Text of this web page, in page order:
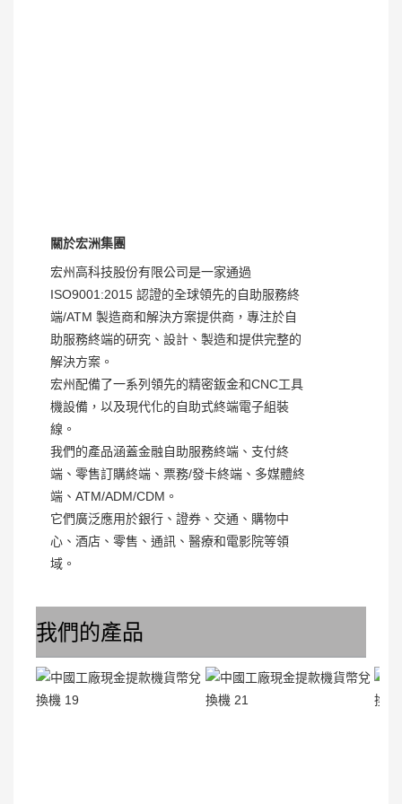
關於宏洲集團
宏州高科技股份有限公司是一家通過
ISO9001:2015 認證的全球領先的自助服務終
端/ATM 製造商和解決方案提供商，專注於自
助服務終端的研究、設計、製造和提供完整的
解決方案。
宏州配備了一系列領先的精密鈑金和CNC工具
機設備，以及現代化的自助式終端電子組裝
線。
我們的產品涵蓋金融自助服務終端、支付終
端、零售訂購終端、票務/發卡終端、多媒體終
端、ATM/ADM/CDM。
它們廣泛應用於銀行、證券、交通、購物中
心、酒店、零售、通訊、醫療和電影院等領
域。
我們的產品